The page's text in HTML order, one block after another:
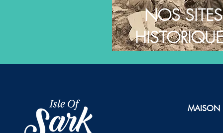
NOS SITES
MAISON